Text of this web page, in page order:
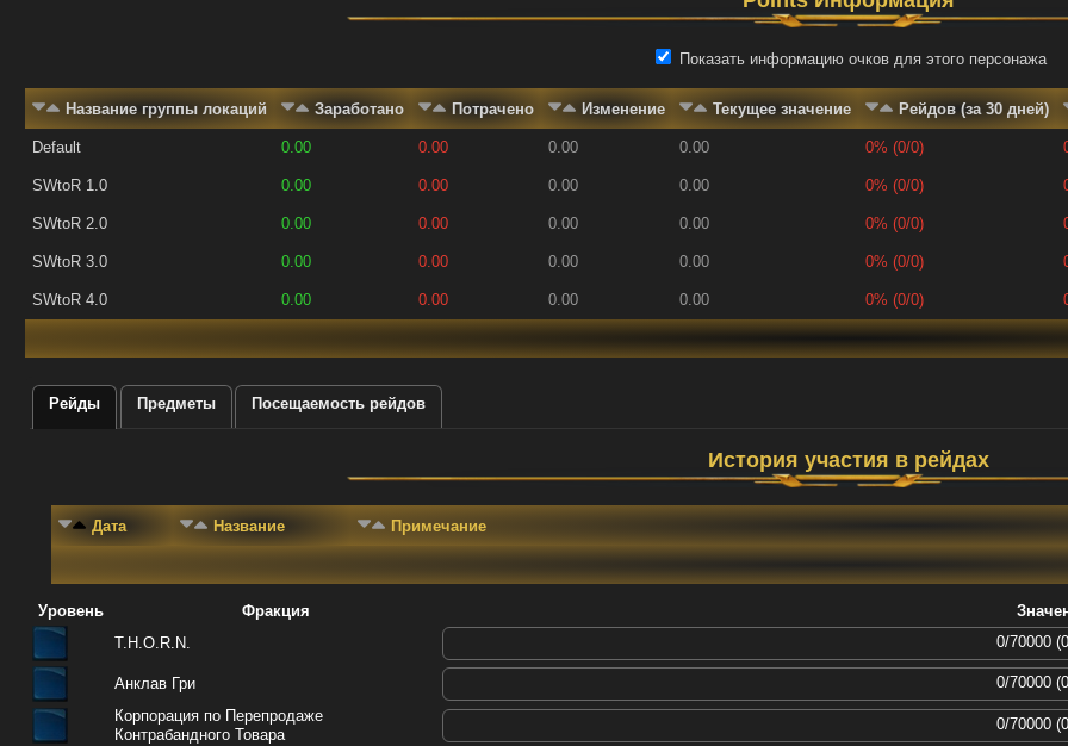
Показать информацию очков для этого персонажа
Название группы локаций Заработано Потрачено Изменение Текущее значение Рейдов (за 30 дней)
Default 0.00 0.00 0.00 0.00 0% (0/0)
SWtoR 1.0 0.00 0.00 0.00 0.00 0% (0/0)
SWtoR 2.0 0.00 0.00 0.00 0.00 0% (0/0)
SWtoR 3.0 0.00 0.00 0.00 0.00 0% (0/0)
SWtoR 4.0 0.00 0.00 0.00 0.00 0% (0/0)
Рейды Предметы Посещаемость рейдов
История участия в рейдах
Дата Название Примечание
Уровень Фракция
T.H.O.R.N.
0/70000
Анклав Гри
0/70000
Корпорация по Перепродаже
Контрабандного Товара
0/70000